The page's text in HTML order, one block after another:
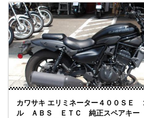
カワサキ エリミネーター４００ＳＥ
ル ＡＢＳ ＥＴＣ 純正スペアキー